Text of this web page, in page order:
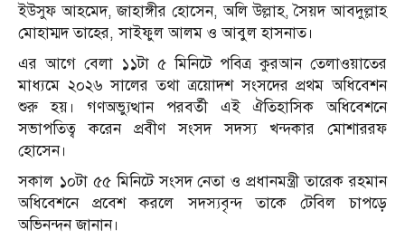
ইউসুফ আহমেদ, জাহাঙ্গীর হোসেন, অলি উল্লাহ, সৈয়দ আবদুল্লাহ
মোহাম্মদ তাহের, সাইফুল আলম ও আবুল হাসনাত।
এর আগে বেলা ১১টা ৫ মিনিটে পবিত্র কুরআন তেলাওয়াতের
মাধ্যমে ২০২৬ সালের তথা ত্রয়োদশ সংসদের প্রথম অধিবেশন
শুরু হয়। গণঅভ্যুত্থান পরবর্তী এই ঐতিহাসিক অধিবেশনে
সভাপতিত্ব করেন প্রবীণ সংসদ সদস্য খন্দকার মোশাররফ
হোসেন।
সকাল ১০টা ৫৫ মিনিটে সংসদ নেতা ও প্রধানমন্ত্রী তারেক রহমান
অধিবেশনে প্রবেশ করলে সদস্যবৃন্দ তাকে টেবিল চাপড়ে
অভিনন্দন জানান।